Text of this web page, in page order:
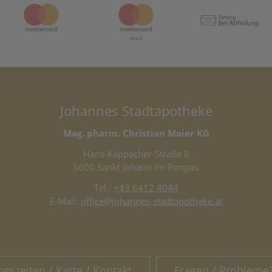
Johannes Stadtapotheke
Mag. pharm. Christian Maier KG
Hans-Kappacher-Straße 8
5600 Sankt Johann im Pongau
Tel.: +43 6412 4044
E-Mail: office@johannes-stadtapotheke.at